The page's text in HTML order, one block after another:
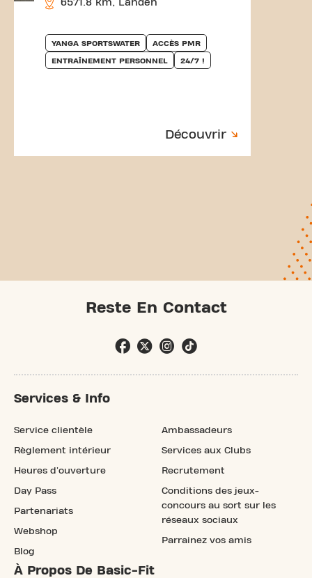
6571.8 km, Landen
YANGA SPORTSWATER ACCÈS PMR
ENTRAÎNEMENT PERSONNEL 24/7 !
Découvrir
Reste En Contact
Services & Info
Service clientèle
Règlement intérieur
Heures d'ouverture
Day Pass
Partenariats
Webshop
Blog
Ambassadeurs
Services aux Clubs
Recrutement
Conditions des jeux-
concours au sort sur les
réseaux sociaux
Parrainez vos amis
À Propos De Basic-Fit